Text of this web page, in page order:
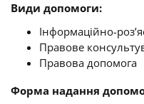
Види допомоги:
Інформаційно-
Правове
Правова допомога
Форма надання